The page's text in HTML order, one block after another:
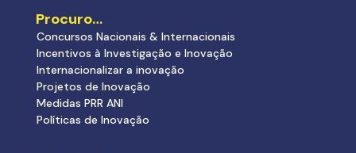
Procuro…
Concursos Nacionais & Internacionais
Incentivos à Investigação e Inovação
Internacionalizar a inovação
Projetos de Inovação
Medidas PRR ANI
Políticas de Inovação